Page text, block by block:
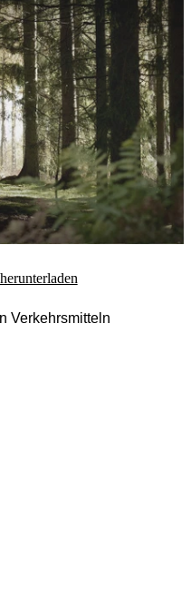
Verkehrsmitteln